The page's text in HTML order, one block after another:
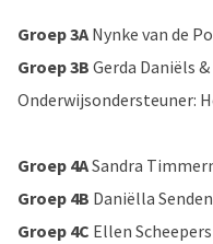
Groep 3A Nynke van de
Groep 3B Gerda Daniëls
Onderwijsondersteuner:
Groep 4ASandra
Groep 4B Daniëlla Senden
Groep 4C Ellen Scheepers